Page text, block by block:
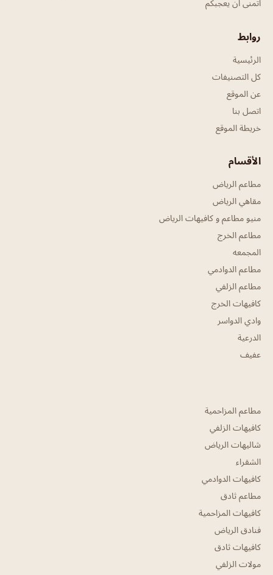
اتمنى ان يعجبكم
روابط
الرئيسية
كل التصنيفات
عن الموقع
اتصل بنا
خريطة الموقع
الأقسام
مطاعم الرياض
مقاهي الرياض
منيو مطاعم و كافيهات الرياض
مطاعم الخرج
المجمعه
مطاعم الدوادمي
مطاعم الزلفي
كافيهات الخرج
وادي الدواسر
الدرعية
عفيف
مطاعم المزاحمية
كافيهات الزلفي
شاليهات الرياض
الشقراء
كافيهات الدوادمي
مطاعم ثادق
كافيهات المزاحمية
فنادق الرياض
كافيهات ثادق
مولات الزلفي